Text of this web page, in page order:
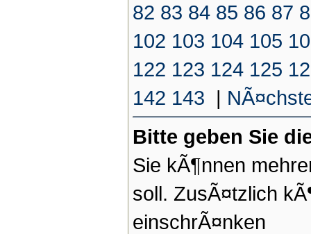
82 83 84 85 86 87
102 103 104 105
122 123 124 125
142 143 |
Bitte geben Sie
Sie kÃ¶nnen
soll. ZusÃ¤tzlich
einschrÃ¤nken